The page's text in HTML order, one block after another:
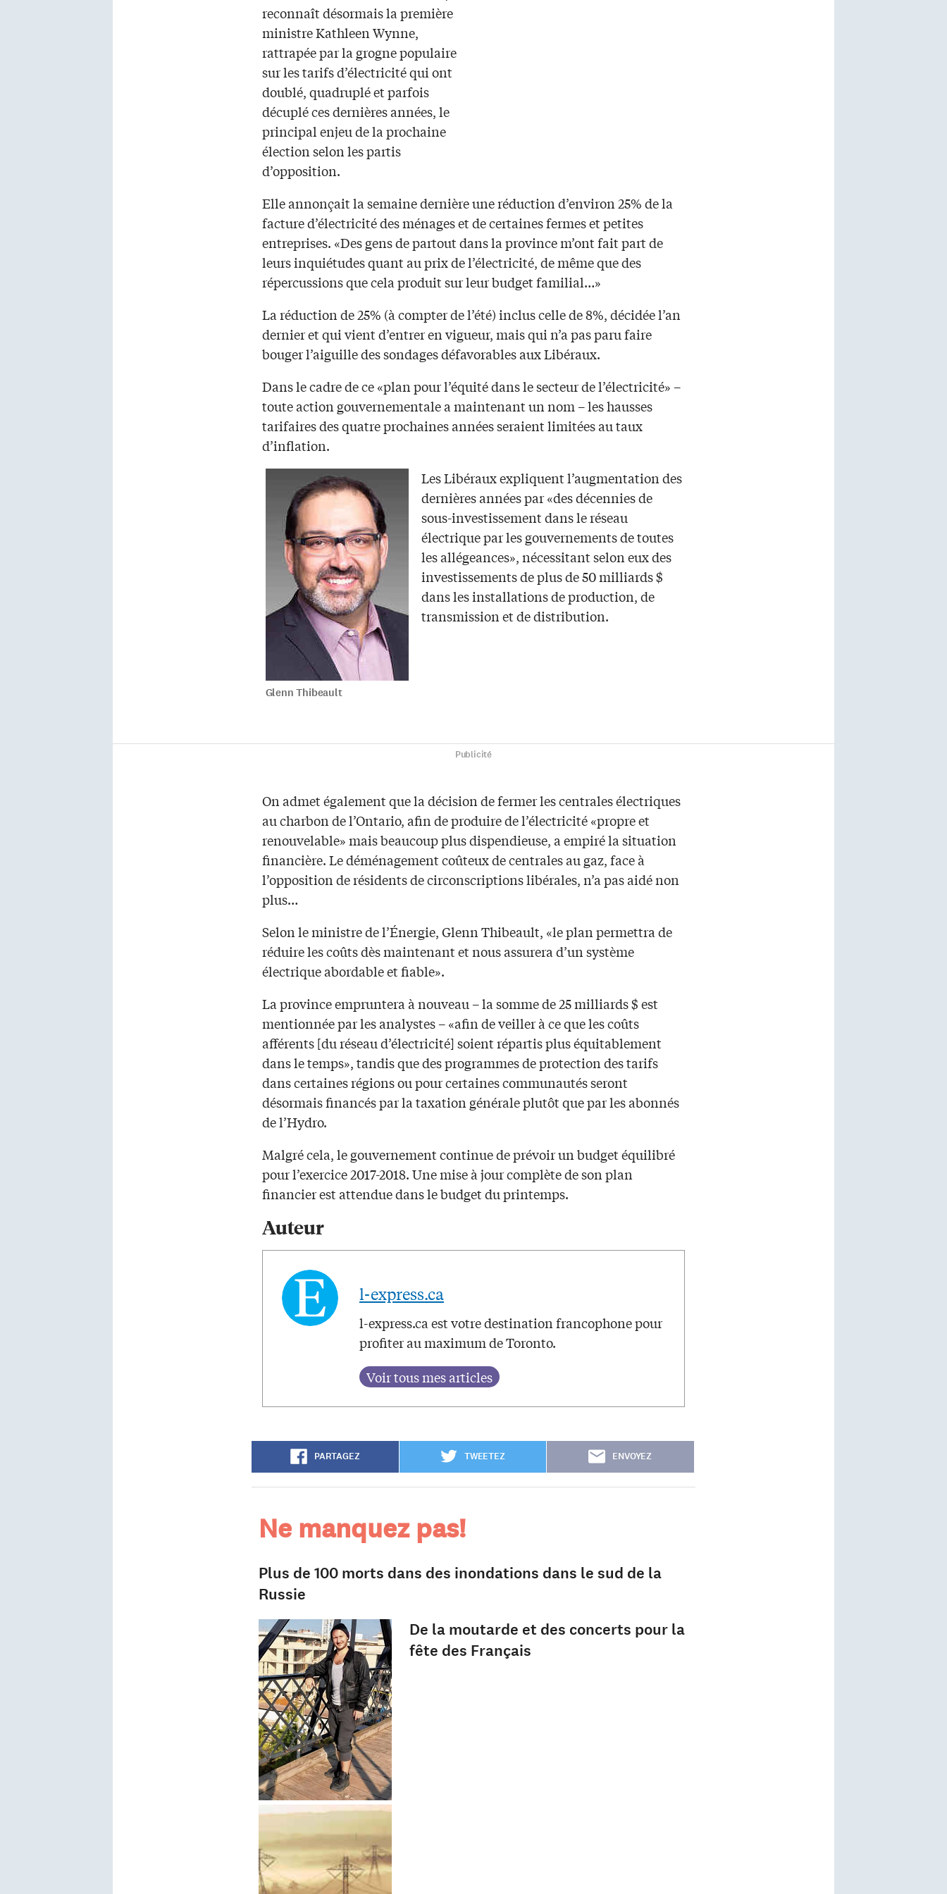
reconnaît désormais la première
ministre Kathleen Wynne,
rattrapée par la grogne populaire
sur les tarifs d’électricité qui ont
doublé, quadruplé et parfois
décuplé ces dernières années, le
principal enjeu de la prochaine
élection selon les partis
d’opposition.
Elle annonçait la semaine dernière une réduction d’environ 25% de la
facture d’électricité des ménages et de certaines fermes et petites
entreprises. «Des gens de partout dans la province m’ont fait part de
leurs inquiétudes quant au prix de l’électricité, de même que des
répercussions que cela produit sur leur budget familial…»
La réduction de 25% (à compter de l’été) inclus celle de 8%, décidée l’an
dernier et qui vient d’entrer en vigueur, mais qui n’a pas paru faire
bouger l’aiguille des sondages défavorables aux Libéraux.
Dans le cadre de ce «plan pour l’équité dans le secteur de l’électricité» –
toute action gouvernementale a maintenant un nom – les hausses
tarifaires des quatre prochaines années seraient limitées au taux
d’inflation.
Glenn Thibeault
Les Libéraux expliquent l’augmentation des
dernières années par «des décennies de
sous-investissement dans le réseau
électrique par les gouvernements de toutes
les allégeances», nécessitant selon eux des
investissements de plus de 50 milliards $
dans les installations de production, de
transmission et de distribution.
Publicité
On admet également que la décision de fermer les centrales électriques
au charbon de l’Ontario, afin de produire de l’électricité «propre et
renouvelable» mais beaucoup plus dispendieuse, a empiré la situation
financière. Le déménagement coûteux de centrales au gaz, face à
l’opposition de résidents de circonscriptions libérales, n’a pas aidé non
plus…
Selon le ministre de l’Énergie, Glenn Thibeault, «le plan permettra de
réduire les coûts dès maintenant et nous assurera d’un système
électrique abordable et fiable».
La province empruntera à nouveau – la somme de 25 milliards $ est
mentionnée par les analystes – «afin de veiller à ce que les coûts
afférents [du réseau d’électricité] soient répartis plus équitablement
dans le temps», tandis que des programmes de protection des tarifs
dans certaines régions ou pour certaines communautés seront
désormais financés par la taxation générale plutôt que par les abonnés
de l’Hydro.
Malgré cela, le gouvernement continue de prévoir un budget équilibré
pour l’exercice 2017-2018. Une mise à jour complète de son plan
financier est attendue dans le budget du printemps.
Auteur
l-express.ca
l-express.ca est votre destination francophone pour
profiter au maximum de Toronto.
PARTAGEZ TWEETEZ ENVOYEZ
Ne manquez pas!
Plus de 100 morts dans des inondations dans le sud de la
Russie
De la moutarde et des concerts pour la
fête des Français